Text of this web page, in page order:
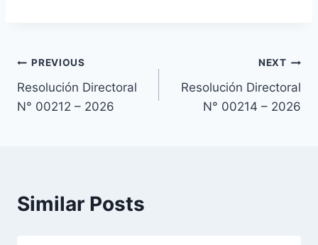
Navegación
de
PREVIOUS
Resolución Directoral
N° 00212 – 2026
NEXT
Resolución Directoral
N° 00214 – 2026
Similar Posts